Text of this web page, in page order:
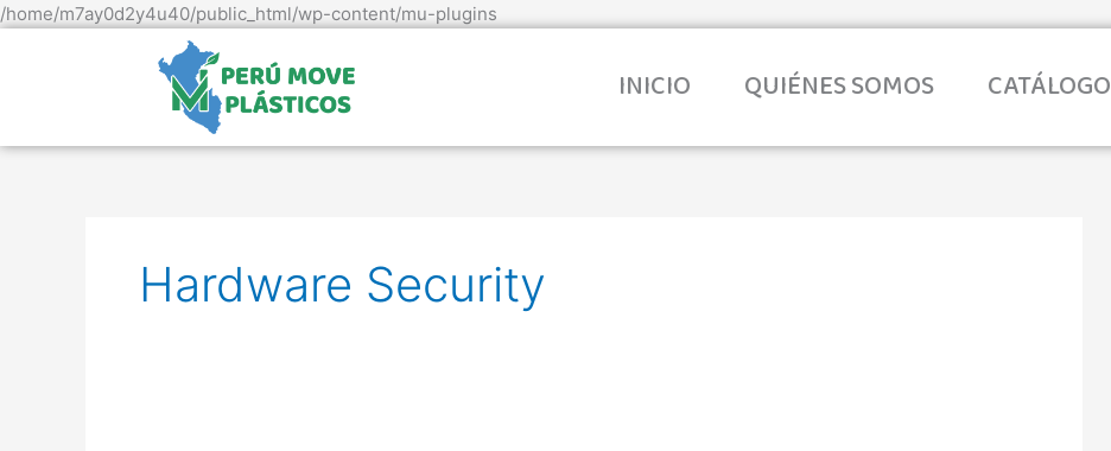
/home/m7ay0d2y4u40/public_html/wp-content/mu-plugins
INICIO QUIÉNES SOMOS CATÁLOGO
Hardware Security